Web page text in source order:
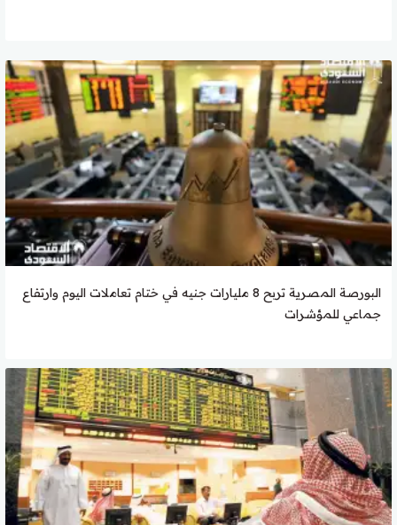
البورصة المصرية تربح 8 مليارات جنيه في ختام تعاملات اليوم وارتفاع
جماعي للمؤشرات